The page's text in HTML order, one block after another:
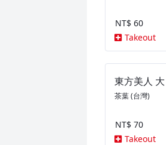
NT$ 60
Takeout
東方美人 大
茶葉 (台灣)
NT$ 70
Takeout